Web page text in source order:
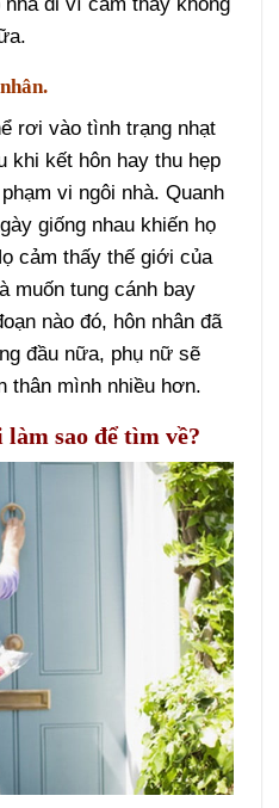
rơi vào tình trạng nhạt
khi kết hôn hay thu hẹp
vi ngôi nhà. Quanh
giống nhau khiến họ
cảm thấy thế giới của
muốn tung cánh bay
nào đó, hôn nhân đã
đầu nữa, phụ nữ sẽ
thân mình nhiều hơn.
sao để tìm về?